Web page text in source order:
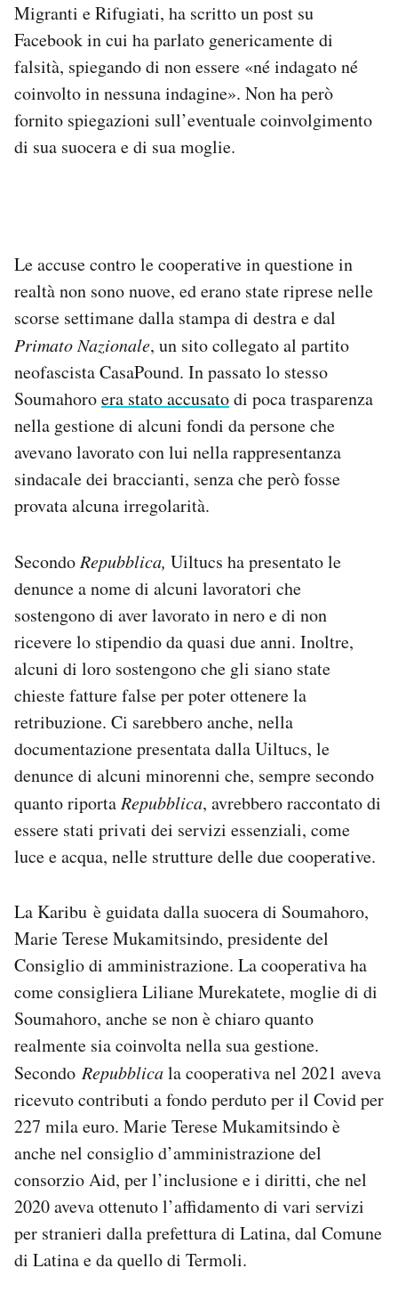
Migranti e Rifugiati, ha scritto un post su
Facebook in cui ha parlato genericamente di
falsità, spiegando di non essere «né indagato né
coinvolto in nessuna indagine». Non ha però
fornito spiegazioni sull’eventuale coinvolgimento
di sua suocera e di sua moglie.
Le accuse contro le cooperative in questione in
realtà non sono nuove, ed erano state riprese nelle
scorse settimane dalla stampa di destra e dal
Primato Nazionale, un sito collegato al partito
neofascista CasaPound. In passato lo stesso
Soumahoroera stato accusatodi poca trasparenza
nella gestione di alcuni fondi da persone che
avevano lavorato con lui nella rappresentanza
sindacale dei braccianti, senza che però fosse
provata alcuna irregolarità.
SecondoRepubblica, Uiltucs ha presentato le
denunce a nome di alcuni lavoratori che
sostengono di aver lavorato in nero e di non
ricevere lo stipendio da quasi due anni. Inoltre,
alcuni di loro sostengono che gli siano state
chieste fatture false per poter ottenere la
retribuzione. Ci sarebbero anche, nella
documentazione presentata dalla Uiltucs, le
denunce di alcuni minorenni che, sempre secondo
quanto riportaRepubblica, avrebbero raccontato di
essere stati privati dei servizi essenziali, come
luce e acqua, nelle strutture delle due cooperative.
LaKaribu è guidata dalla suocera di Soumahoro,
Marie Terese Mukamitsindo, presidente del
Consiglio di amministrazione. La cooperativa ha
come consiglieraLiliane Murekatete, moglie di di
Soumahoro, anche se non è chiaro quanto
realmente sia coinvolta nella sua gestione.
Secondo Repubblicala cooperativa nel 2021 aveva
ricevuto contributi a fondo perduto per il Covid per
227 mila euro. Marie Terese Mukamitsindo è
anche nel consiglio d’amministrazione del
consorzio Aid, per l’inclusione e i diritti, che nel
2020 aveva ottenuto l’affidamento di vari servizi
per stranieri dalla prefettura di Latina, dal Comune
di Latina e da quello di Termoli.